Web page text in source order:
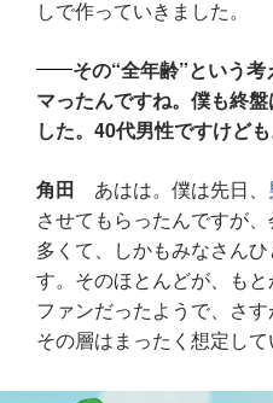
しで作っていきました。
その“全年齢”という
マったんですね。僕も終
した。40代男性ですけども
角田 あはは。僕は先日、
させてもらったんですが
多くて、しかもみなさん
す。そのほとんどが、も
ファンだったようで、さす
その層はまったく想定して